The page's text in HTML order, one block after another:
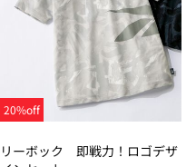
20%off
リーボック 即戦力！ロゴデザ